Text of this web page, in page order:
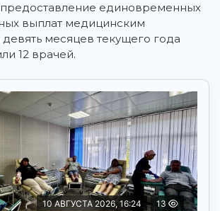
единовременных
выплат медицинским
месяцев текущего года
12 врачей.
10 АВГУСТА 2026, 16:24 13